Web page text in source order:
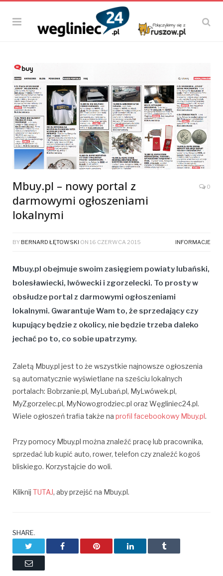
Mbuy.pl – nowy portal z
darmowymi ogłoszeniami
lokalnymi
0
BY BERNARD ŁĘTOWSKI ON 16 CZERWCA 2015 INFORMACJE
Mbuy.pl obejmuje swoim zasięgiem powiaty lubański,
bolesławiecki, lwówecki i zgorzelecki. To prosty w
obsłudze portal z darmowymi ogłoszeniami
lokalnymi. Gwarantuje Wam to, że sprzedający czy
kupujący będzie z okolicy, nie będzie trzeba daleko
jechać po to, co sobie upatrzymy.
Zaletą Mbuy.pl jest to że wszystkie najnowsze ogłoszenia
są automatycznie wyświetlane na sześciu lokalnych
portalach: Bobrzanie.pl, MyLubań.pl, MyLwówek.pl,
MyZgorzelec.pl, MyNowogrodziec.pl oraz Węgliniec24.pl.
Wiele ogłoszeń trafia także na profil facebookowy Mbuy.pl.
Przy pomocy Mbuy.pl można znaleźć pracę lub pracownika,
sprzedać lub kupić auto, rower, telefon czy znaleźć kogoś
bliskiego. Korzystajcie do woli.
Kliknij TUTAJ, aby przejść na Mbuy.pl.
SHARE.
TwitterFacebookPinterestLinkedInTumblr
Email